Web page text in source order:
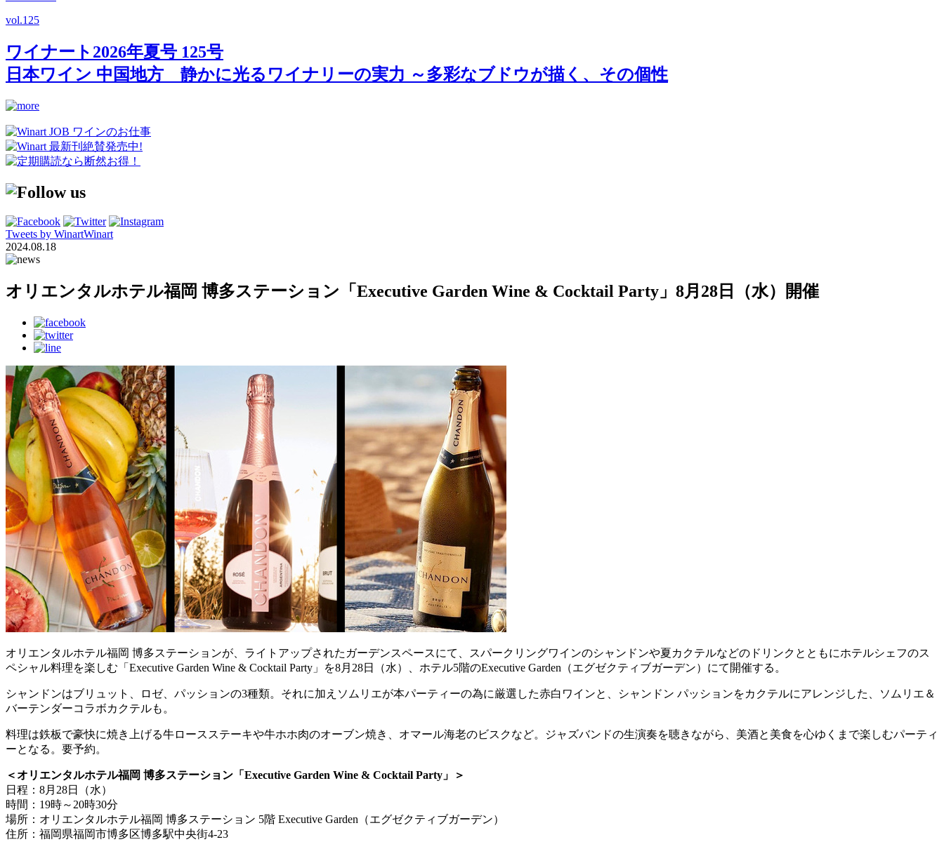
vol.125
ワイナート2026年夏号 125号
日本ワイン 中国地方 静かに光るワイナリーの実力 ～多彩なブドウが描く、その個性
Tweets by WinartWinart
2024.08.18
オリエンタルホテル福岡 博多ステーション「Executive Garden Wine & Cocktail Party」8月28日（水）開催
オリエンタルホテル福岡 博多ステーションが、ライトアップされたガーデンスペースにて、スパークリングワインのシャンドンや夏カクテルなどのドリンクとともにホテルシェフのス
ペシャル料理を楽しむ「Executive Garden Wine & Cocktail Party」を8月28日（水）、ホテル5階のExecutive Garden（エグゼクティブガーデン）にて開催する。
シャンドンはブリュット、ロゼ、パッションの3種類。それに加えソムリエが本パーティーの為に厳選した赤白ワインと、シャンドン パッションをカクテルにアレンジした、ソムリエ＆
バーテンダーコラボカクテルも。
料理は鉄板で豪快に焼き上げる牛ロースステーキや牛ホホ肉のオーブン焼き、オマール海老のビスクなど。ジャズバンドの生演奏を聴きながら、美酒と美食を心ゆくまで楽しむパーティ
ーとなる。要予約。
＜オリエンタルホテル福岡 博多ステーション「Executive Garden Wine & Cocktail Party」＞
日程：8月28日（水）
時間：19時～20時30分
場所：オリエンタルホテル福岡 博多ステーション 5階 Executive Garden（エグゼクティブガーデン）
住所：福岡県福岡市博多区博多駅中央街4-23